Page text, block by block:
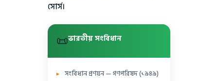
সোর্স।
📜ভারতীয় সংবিধান
সংবিধান প্রণয়ন — গণপরিষদ (১৯৪৯)